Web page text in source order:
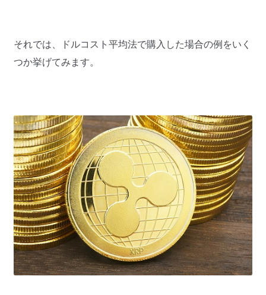
それでは、ドルコスト平均法で購入した場合の例をいく
つか挙げてみます。